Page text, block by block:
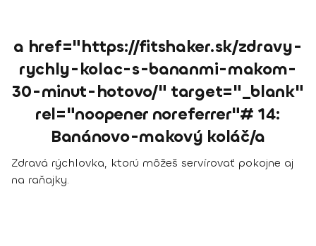
a href="https://fitshaker.sk/zdravy-
rychly-kolac-s-bananmi-makom-
30-minut-hotovo/" target="_blank"
rel="noopener noreferrer"# 14:
Banánovo-makový koláč/a
Zdravá rýchlovka, ktorú môžeš servírovať pokojne aj
na raňajky.